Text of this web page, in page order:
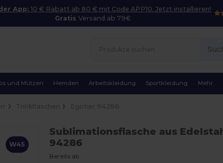
App: 10 € Rabatt ab 80 € mit Code APP10. Jetzt installieren!
GratisVersand ab 79€
und Mützen Hemden Arbeitskleidung Sportkleidung Mehr
W45
Sublimationsflasche aus
94286
Bereits ab